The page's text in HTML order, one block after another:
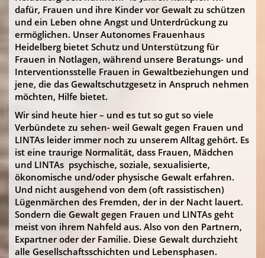
dafür, Frauen und ihre Kinder vor Gewalt zu schützen
und ein Leben ohne Angst und Unterdrückung zu
ermöglichen. Unser Autonomes Frauenhaus
Heidelberg bietet Schutz und Unterstützung für
Frauen in Notlagen, während unsere Beratungs- und
Interventionsstelle Frauen in Gewaltbeziehungen und
jene, die das Gewaltschutzgesetz in Anspruch nehmen
möchten, Hilfe bietet.
Wir sind heute hier – und es tut so gut so viele
Verbündete zu sehen- weil Gewalt gegen Frauen und
LINTAs leider immer noch zu unserem Alltag gehört. Es
ist eine traurige Normalität, dass Frauen, Mädchen
und LINTAs psychische, soziale, sexualisierte,
ökonomische und/oder physische Gewalt erfahren.
Und nicht ausgehend von dem (oft rassistischen)
Lügenmärchen des Fremden, der in der Nacht lauert.
Sondern die Gewalt gegen Frauen und LINTAs geht
meist von ihrem Nahfeld aus. Also von den Partnern,
Expartner oder der Familie. Diese Gewalt durchzieht
alle Gesellschaftsschichten und Lebensphasen.